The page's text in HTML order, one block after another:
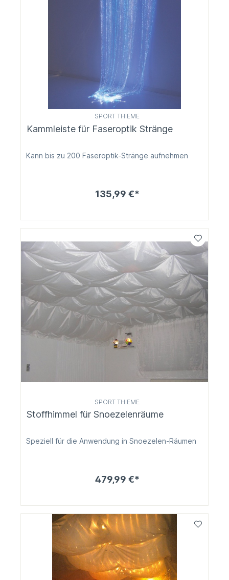
SPORT THIEME
Kammleiste für Faseroptik Stränge
Kann bis zu 200 Faseroptik-Stränge aufnehmen
135,99 €*
SPORT THIEME
Stoffhimmel für Snoezelenräume
Speziell für die Anwendung in Snoezelen-Räumen
479,99 €*